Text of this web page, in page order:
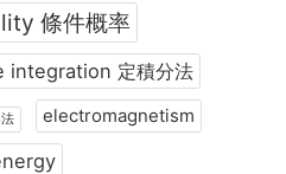
條件概率
integration 定積分法
electromagnetism